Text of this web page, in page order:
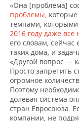
«Она [проблема]
проблемы,
темпами,
2016 году даже все
его словам, сейчас
таких дома, и
«Другой вопрос —
Просто запретить
огромное
Поэтому
долевая система
стран Евросоюза.
компании, не